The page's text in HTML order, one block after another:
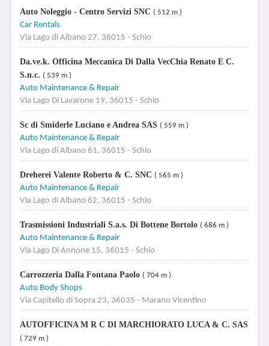
Auto Noleggio - Centro Servizi SNC ( 512 m )
Car Rentals
Via Lago di Albano 27, 36015 - Schio
Da.ve.k. Officina Meccanica Di Dalla VecChia Renato E C.
S.n.c. ( 539 m )
Auto Maintenance & Repair
Via Lago Di Lavarone 19, 36015 - Schio
Sc di Smiderle Luciano e Andrea SAS ( 559 m )
Auto Maintenance & Repair
Via Lago di Albano 61, 36015 - Schio
Dreherei Valente Roberto & C. SNC ( 565 m )
Auto Maintenance & Repair
Via Lago di Albano 62, 36015 - Schio
Trasmissioni Industriali S.a.s. Di Bottene Bortolo ( 686 m )
Auto Maintenance & Repair
Via Lago Di Annone 15, 36015 - Schio
Carrozzeria Dalla Fontana Paolo ( 704 m )
Auto Body Shops
Via Capitello di Sopra 23, 36035 - Marano Vicentino
AUTOFFICINA M R C DI MARCHIORATO LUCA & C. SAS
( 729 m )